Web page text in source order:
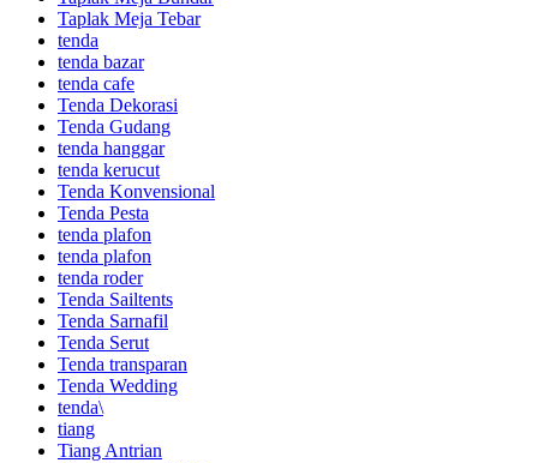
Taplak Meja Tebar
tenda
tenda bazar
tenda cafe
Tenda Dekorasi
Tenda Gudang
tenda hanggar
tenda kerucut
Tenda Konvensional
Tenda Pesta
tenda plafon
tenda plafon
tenda roder
Tenda Sailtents
Tenda Sarnafil
Tenda Serut
Tenda transparan
Tenda Wedding
tenda\
tiang
Tiang Antrian